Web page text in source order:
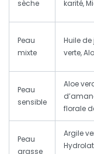
sèche karité,
Peau
mixte
Huile
verte,
Peau
sensible
Aloe
florale
Peau
grasse
Argile